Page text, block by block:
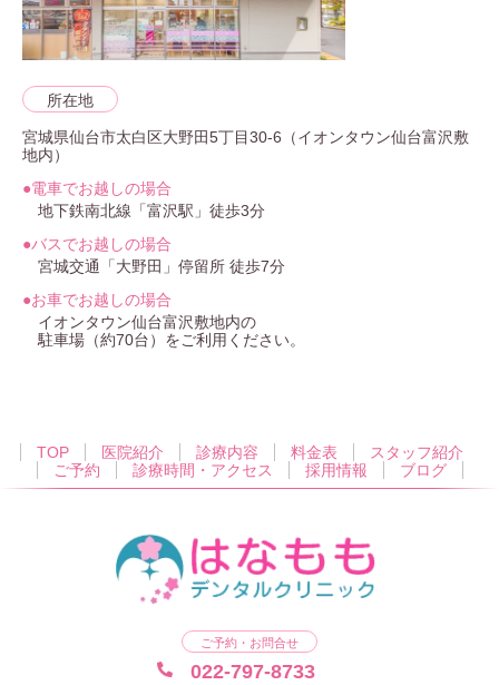
所在地
宮城県仙台市太白区大野田5丁目30-6（イオンタウン仙台富沢敷
地内）
●電車でお越しの場合
地下鉄南北線「富沢駅」徒歩3分
●バスでお越しの場合
宮城交通「大野田」停留所 徒歩7分
●お車でお越しの場合
イオンタウン仙台富沢敷地内の
駐車場（約70台）をご利用ください。
TOP 医院紹介 診療内容 料金表
スタッフ紹介
ご予約
診療時間・アクセス 採用情報 ブログ
ご予約・お問合せ
022-797-8733